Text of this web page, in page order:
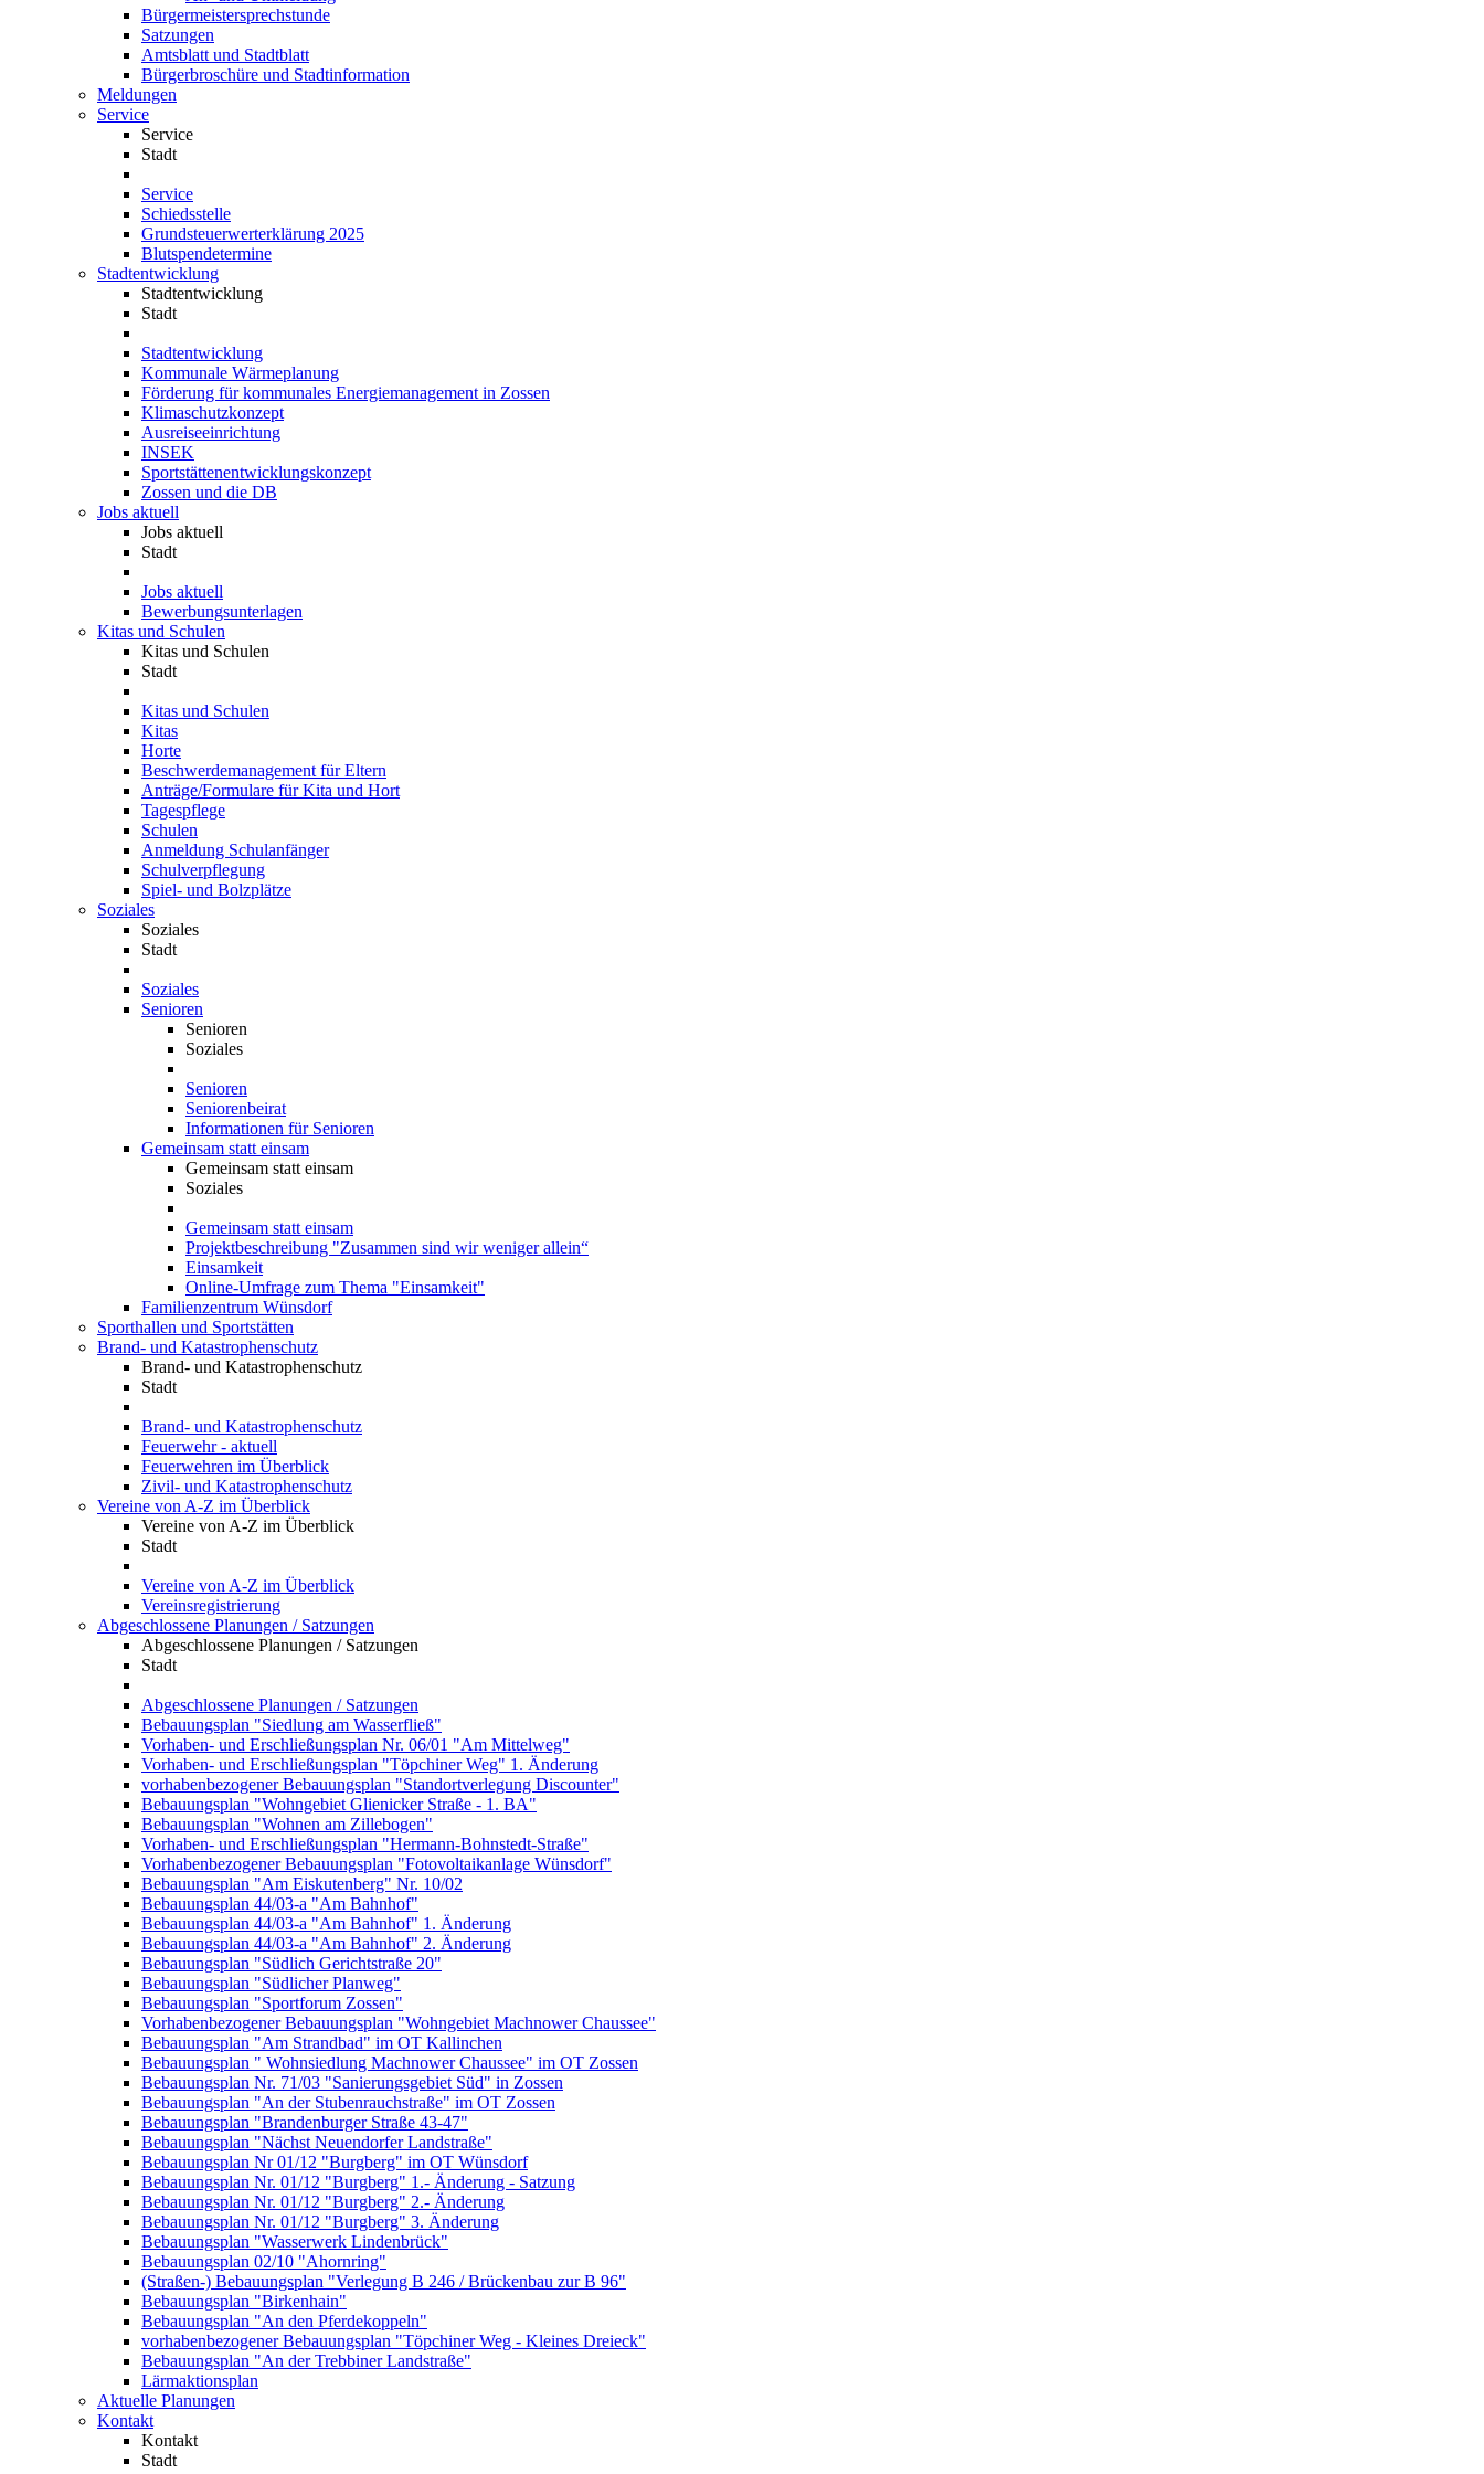
Bürgermeistersprechstunde
Satzungen
Amtsblatt und Stadtblatt
Bürgerbroschüre und Stadtinformation
Meldungen
Service
Service
Stadt
Service
Schiedsstelle
Grundsteuerwerterklärung 2025
Blutspendetermine
Stadtentwicklung
Stadtentwicklung
Stadt
Stadtentwicklung
Kommunale Wärmeplanung
Förderung für kommunales Energiemanagement in Zossen
Klimaschutzkonzept
Ausreiseeinrichtung
INSEK
Sportstättenentwicklungskonzept
Zossen und die DB
Jobs aktuell
Jobs aktuell
Stadt
Jobs aktuell
Bewerbungsunterlagen
Kitas und Schulen
Kitas und Schulen
Stadt
Kitas und Schulen
Kitas
Horte
Beschwerdemanagement für Eltern
Anträge/Formulare für Kita und Hort
Tagespflege
Schulen
Anmeldung Schulanfänger
Schulverpflegung
Spiel- und Bolzplätze
Soziales
Soziales
Stadt
Soziales
Senioren
Senioren
Soziales
Senioren
Seniorenbeirat
Informationen für Senioren
Gemeinsam statt einsam
Gemeinsam statt einsam
Soziales
Gemeinsam statt einsam
Projektbeschreibung "Zusammen sind wir weniger allein“
Einsamkeit
Online-Umfrage zum Thema "Einsamkeit"
Familienzentrum Wünsdorf
Sporthallen und Sportstätten
Brand- und Katastrophenschutz
Brand- und Katastrophenschutz
Stadt
Brand- und Katastrophenschutz
Feuerwehr - aktuell
Feuerwehren im Überblick
Zivil- und Katastrophenschutz
Vereine von A-Z im Überblick
Vereine von A-Z im Überblick
Stadt
Vereine von A-Z im Überblick
Vereinsregistrierung
Abgeschlossene Planungen / Satzungen
Abgeschlossene Planungen / Satzungen
Stadt
Abgeschlossene Planungen / Satzungen
Bebauungsplan "Siedlung am Wasserfließ"
Vorhaben- und Erschließungsplan Nr. 06/01 "Am Mittelweg"
Vorhaben- und Erschließungsplan "Töpchiner Weg" 1. Änderung
vorhabenbezogener Bebauungsplan "Standortverlegung Discounter"
Bebauungsplan "Wohngebiet Glienicker Straße - 1. BA"
Bebauungsplan "Wohnen am Zillebogen"
Vorhaben- und Erschließungsplan "Hermann-Bohnstedt-Straße"
Vorhabenbezogener Bebauungsplan "Fotovoltaikanlage Wünsdorf"
Bebauungsplan "Am Eiskutenberg" Nr. 10/02
Bebauungsplan 44/03-a "Am Bahnhof"
Bebauungsplan 44/03-a "Am Bahnhof" 1. Änderung
Bebauungsplan 44/03-a "Am Bahnhof" 2. Änderung
Bebauungsplan "Südlich Gerichtstraße 20"
Bebauungsplan "Südlicher Planweg"
Bebauungsplan "Sportforum Zossen"
Vorhabenbezogener Bebauungsplan "Wohngebiet Machnower Chaussee"
Bebauungsplan "Am Strandbad" im OT Kallinchen
Bebauungsplan " Wohnsiedlung Machnower Chaussee" im OT Zossen
Bebauungsplan Nr. 71/03 "Sanierungsgebiet Süd" in Zossen
Bebauungsplan "An der Stubenrauchstraße" im OT Zossen
Bebauungsplan "Brandenburger Straße 43-47"
Bebauungsplan "Nächst Neuendorfer Landstraße"
Bebauungsplan Nr 01/12 "Burgberg" im OT Wünsdorf
Bebauungsplan Nr. 01/12 "Burgberg" 1.- Änderung - Satzung
Bebauungsplan Nr. 01/12 "Burgberg" 2.- Änderung
Bebauungsplan Nr. 01/12 "Burgberg" 3. Änderung
Bebauungsplan "Wasserwerk Lindenbrück"
Bebauungsplan 02/10 "Ahornring"
(Straßen-) Bebauungsplan "Verlegung B 246 / Brückenbau zur B 96"
Bebauungsplan "Birkenhain"
Bebauungsplan "An den Pferdekoppeln"
vorhabenbezogener Bebauungsplan "Töpchiner Weg - Kleines Dreieck"
Bebauungsplan "An der Trebbiner Landstraße"
Lärmaktionsplan
Aktuelle Planungen
Kontakt
Kontakt
Stadt